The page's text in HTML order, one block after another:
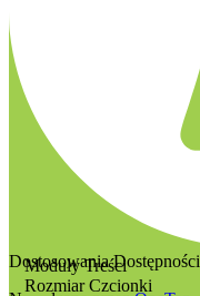
Dostosowania Dostępności
Moduły Treści
Rozmiar Czcionki